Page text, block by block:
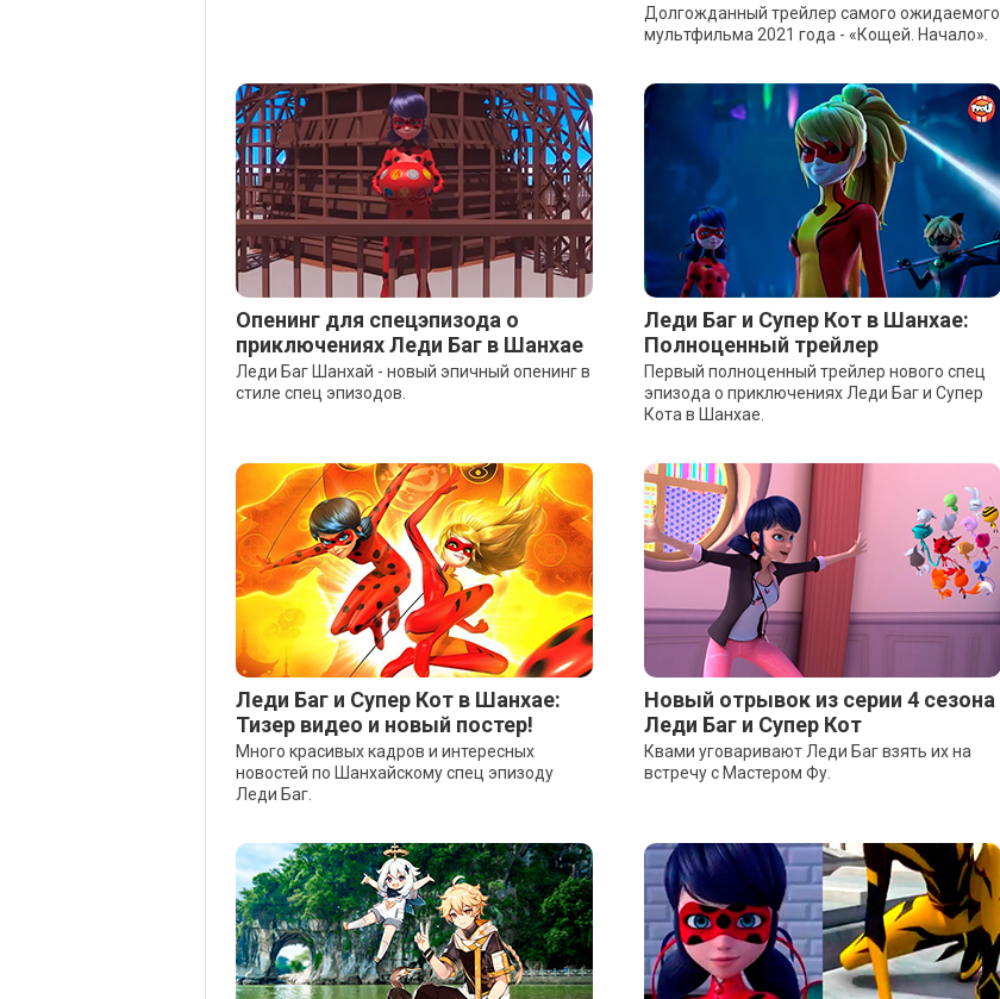
Долгожданный трейлер самого ожидаемого
мультфильма 2021 года - «Кощей. Начало».
Опенинг для спецэпизода о
приключениях Леди Баг в Шанхае
Леди Баг Шанхай - новый эпичный опенинг в
стиле спец эпизодов.
Леди Баг и Супер Кот в Шанхае:
Полноценный трейлер
Первый полноценный трейлер нового спец
эпизода о приключениях Леди Баг и Супер
Кота в Шанхае.
Леди Баг и Супер Кот в Шанхае:
Тизер видео и новый постер!
Много красивых кадров и интересных
новостей по Шанхайскому спец эпизоду
Леди Баг.
Новый отрывок из серии 4 сезона
Леди Баг и Супер Кот
Квами уговаривают Леди Баг взять их на
встречу с Мастером Фу.